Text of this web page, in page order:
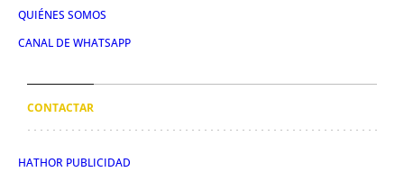
QUIÉNES SOMOS
CANAL DE WHATSAPP
CONTACTAR
HATHOR PUBLICIDAD